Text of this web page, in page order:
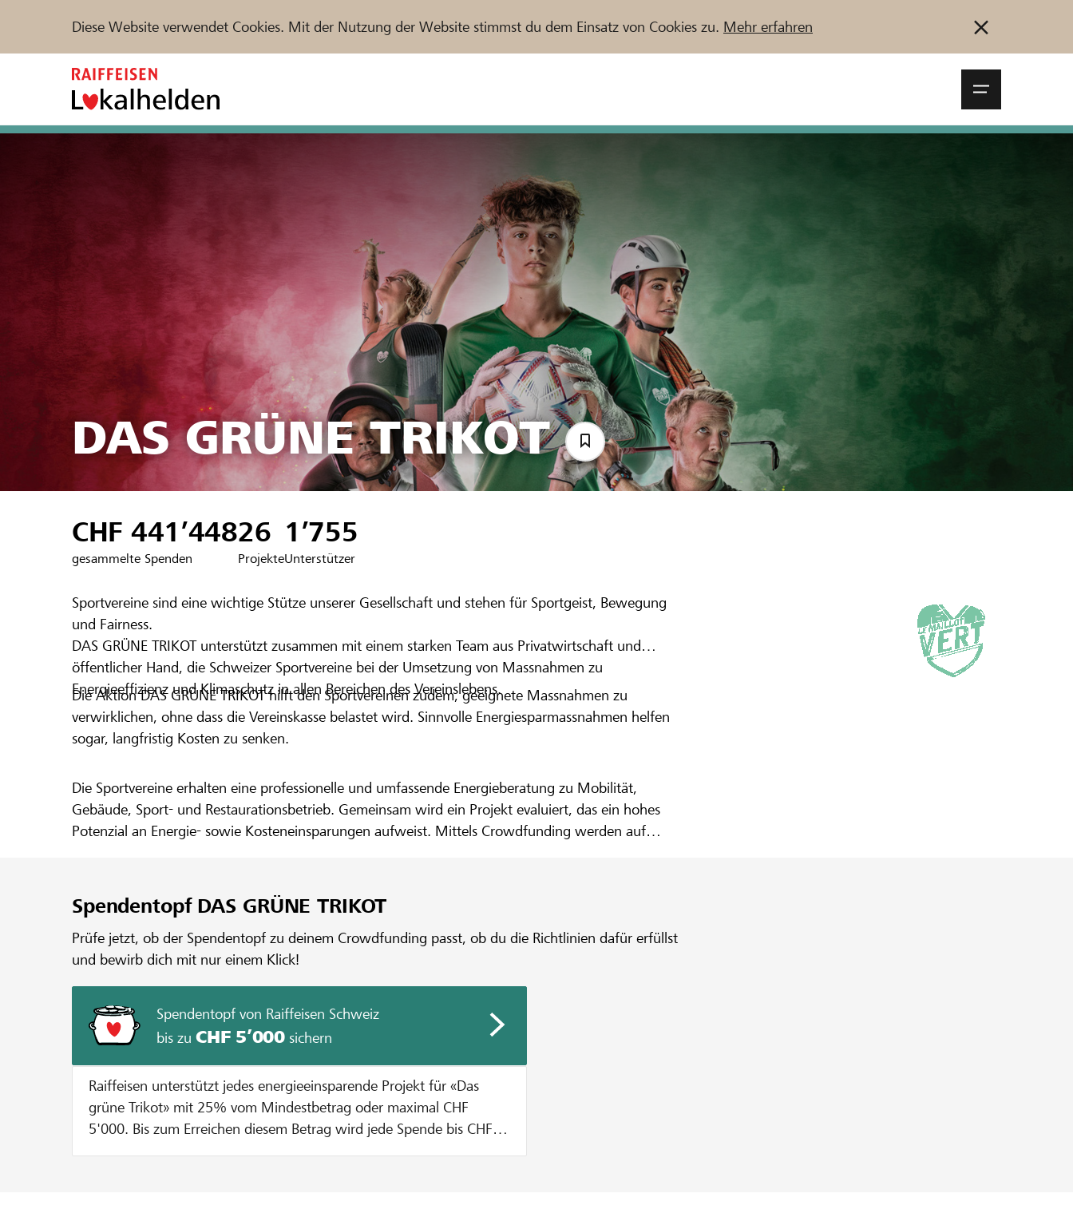
Diese Website verwendet Cookies. Mit der Nutzung der Website stimmst du dem Einsatz von Cookies zu. Mehr erfahren
DAS GRÜNE TRIKOT
CHF 441’448
gesammelte Spenden
26
Projekte
1’755
Unterstützer
Sportvereine sind eine wichtige Stütze unserer Gesellschaft und stehen für Sportgeist, Bewegung
und Fairness.
DAS GRÜNE TRIKOT unterstützt zusammen mit einem starken Team aus Privatwirtschaft und
öffentlicher Hand, die Schweizer Sportvereine bei der Umsetzung von Massnahmen zu
Energieeffizienz und Klimaschutz in allen Bereichen des Vereinslebens.
Die Aktion DAS GRÜNE TRIKOT hilft den Sportvereinen zudem, geeignete Massnahmen zu
verwirklichen, ohne dass die Vereinskasse belastet wird. Sinnvolle Energiesparmassnahmen helfen
sogar, langfristig Kosten zu senken.
Die Sportvereine erhalten eine professionelle und umfassende Energieberatung zu Mobilität,
Gebäude, Sport- und Restaurationsbetrieb. Gemeinsam wird ein Projekt evaluiert, das ein hohes
Potenzial an Energie- sowie Kosteneinsparungen aufweist. Mittels Crowdfunding werden auf
Spendentopf DAS GRÜNE TRIKOT
Prüfe jetzt, ob der Spendentopf zu deinem Crowdfunding passt, ob du die Richtlinien dafür erfüllst
und bewirb dich mit nur einem Klick!
Spendentopf von Raiffeisen Schweiz
bis zu CHF 5’000sichern
Raiffeisen unterstützt jedes energieeinsparende Projekt für «Das
grüne Trikot» mit 25% vom Mindestbetrag oder maximal CHF
5'000. Bis zum Erreichen diesem Betrag wird jede Spende bis CHF